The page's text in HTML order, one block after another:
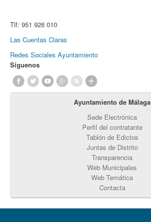
Tlf: 951 926 010
Las Cuentas Claras
Redes Sociales Ayuntamiento
Síguenos
Ayuntamiento de Málaga
Sede Electrónica
Perfil del contratante
Tablón de Edictos
Juntas de Distrito
Transparencia
Web Municipales
Web Temática
Contacta